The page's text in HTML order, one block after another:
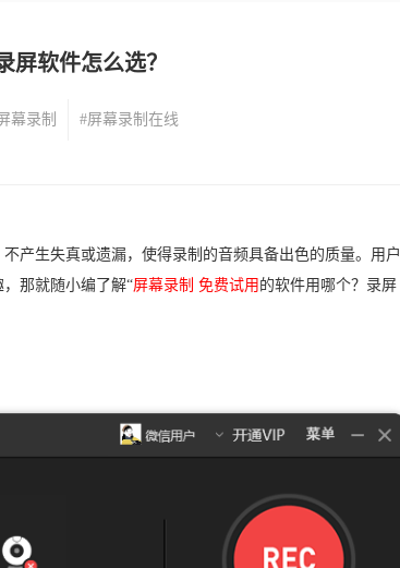
屏软件怎么选？
幕录制 #屏幕录制在线
生失真或遗漏，使得录制的音频具备出色的质量。用户
那就随小编了解“屏幕录制 免费试用 的软件用哪个？录屏